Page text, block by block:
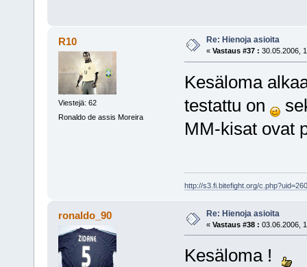
R10
Viestejä: 62
Ronaldo de assis Moreira
Re: Hienoja asioita
« Vastaus #37 : 30.05.2006,
Kesäloma
testattu on
MM-kisat ovat
http://s3.fi.bitefight.org/
ronaldo_90 Re: Hienoja asioita
« Vastaus #38 : 03.06.2006,
Kesäloma !